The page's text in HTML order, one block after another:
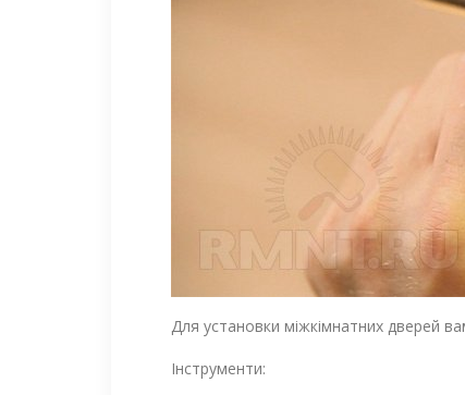
Для установки міжкімнатних дверей
Інструменти: